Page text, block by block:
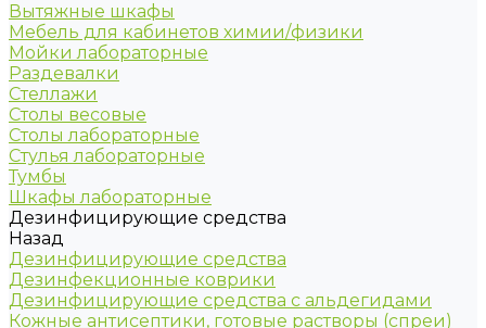
Вытяжные шкафы
Мебель для кабинетов химии/физики
Мойки лабораторные
Раздевалки
Стеллажи
Столы весовые
Столы лабораторные
Стулья лабораторные
Тумбы
Шкафы лабораторные
Дезинфицирующие средства
Назад
Дезинфицирующие средства
Дезинфекционные коврики
Дезинфицирующие средства с альдегидами
Кожные антисептики, готовые растворы (спреи)